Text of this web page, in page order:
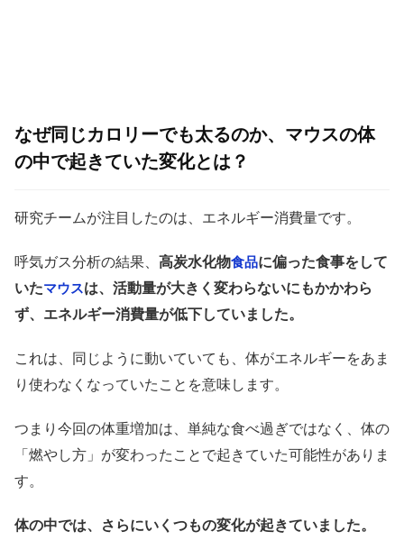
なぜ同じカロリーでも太るのか、マウスの体
の中で起きていた変化とは？
研究チームが注目したのは、エネルギー消費量です。
呼気ガス分析の結果、 高炭水化物食品に偏った食事をして
いたマウスは、活動量が大きく変わらないにもかかわら
ず、エネルギー消費量が低下していました。
これは、同じように動いていても、体がエネルギーをあま
り使わなくなっていたことを意味します。
つまり今回の体重増加は、単純な食べ過ぎではなく、体の
「燃やし方」が変わったことで起きていた可能性がありま
す。
体の中では、さらにいくつもの変化が起きていました。